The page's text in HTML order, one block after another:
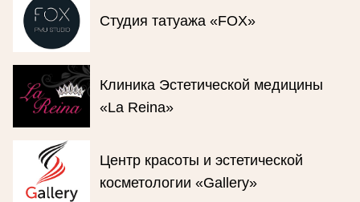
Студия татуажа «FOX»
Клиника Эстетической медицины
«La Reina»
Центр красоты и эстетической
косметологии «Gallery»